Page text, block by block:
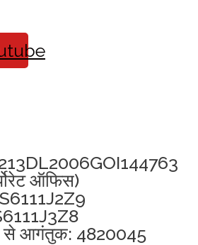
ऑफिस)
से आगंतुक: 4820045